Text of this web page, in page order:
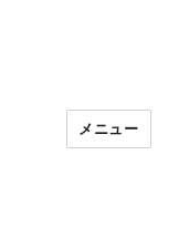
メニュー